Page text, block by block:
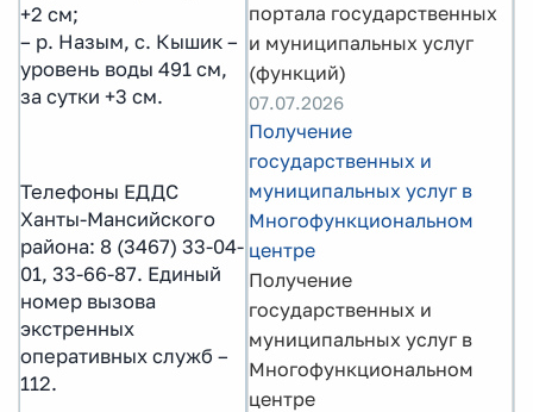
+2 см;
– р. Назым, с. Кышик –
уровень воды 491 см,
за сутки +3 см.
Телефоны ЕДДС
Ханты-Мансийского
района: 8 (3467) 33-04-
01, 33-66-87. Единый
номер вызова
экстренных
оперативных служб –
112.
портала государственных
и муниципальных услуг
(функций)
07.07.2026
Получение
государственных и
муниципальных услуг в
Многофункциональном
центре
Получение
государственных и
муниципальных услуг в
Многофункциональном
центре